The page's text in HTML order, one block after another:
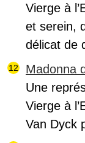
Vierge à
et serein,
délicat de
Madonna
Une
Vierge à
Van Dyck